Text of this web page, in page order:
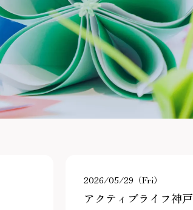
2026/05/29（Fri）
アクティブライフ神戸